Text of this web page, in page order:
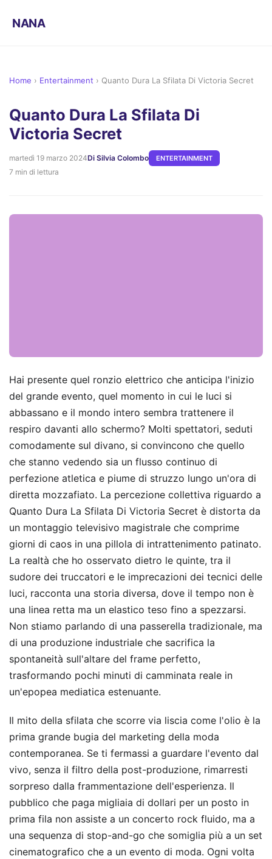
NANA
Home › Entertainment › Quanto Dura La Sfilata Di Victoria Secret
Quanto Dura La Sfilata Di
Victoria Secret
martedì 19 marzo 2024Di Silvia Colombo ENTERTAINMENT
7 min di lettura
Hai presente quel ronzio elettrico che anticipa l'inizio
del grande evento, quel momento in cui le luci si
abbassano e il mondo intero sembra trattenere il
respiro davanti allo schermo? Molti spettatori, seduti
comodamente sul divano, si convincono che quello
che stanno vedendo sia un flusso continuo di
perfezione atletica e piume di struzzo lungo un'ora di
diretta mozzafiato. La percezione collettiva riguardo a
Quanto Dura La Sfilata Di Victoria Secret è distorta da
un montaggio televisivo magistrale che comprime
giorni di caos in una pillola di intrattenimento patinato.
La realtà che ho osservato dietro le quinte, tra il
sudore dei truccatori e le imprecazioni dei tecnici delle
luci, racconta una storia diversa, dove il tempo non è
una linea retta ma un elastico teso fino a spezzarsi.
Non stiamo parlando di una passerella tradizionale, ma
di una produzione industriale che sacrifica la
spontaneità sull'altare del frame perfetto,
trasformando pochi minuti di camminata reale in
un'epopea mediatica estenuante.
Il mito della sfilata che scorre via liscia come l'olio è la
prima grande bugia del marketing della moda
contemporanea. Se ti fermassi a guardare l'evento dal
vivo, senza il filtro della post-produzione, rimarresti
sorpreso dalla frammentazione dell'esperienza. Il
pubblico che paga migliaia di dollari per un posto in
prima fila non assiste a un concerto rock fluido, ma a
una sequenza di stop-and-go che somiglia più a un set
cinematografico che a un evento di moda. Ogni volta